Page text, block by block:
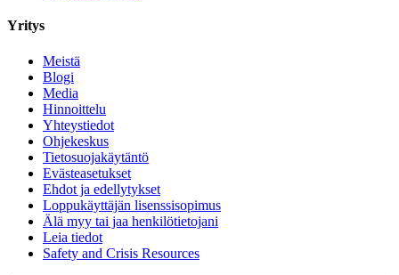
Yritys
Meistä
Blogi
Media
Hinnoittelu
Yhteystiedot
Ohjekeskus
Tietosuojakäytäntö
Evästeasetukset
Ehdot ja edellytykset
Loppukäyttäjän lisenssisopimus
Älä myy tai jaa henkilötietojani
Leia tiedot
Safety and Crisis Resources